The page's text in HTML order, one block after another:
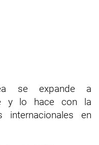
se expande a
y lo hace con la
internacionales en